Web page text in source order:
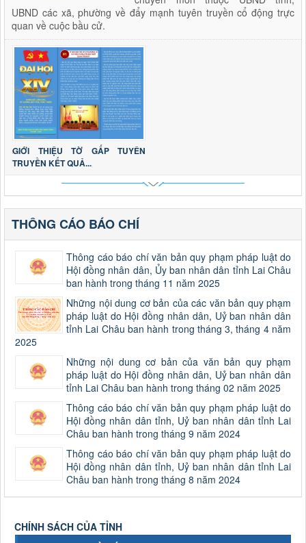
UBND các xã, phường về đẩy mạnh tuyên truyền cổ động trực
quan về cuộc bầu cử.
GIỚI THIỆU TỜ GẤP TUYÊN
TRUYỀN KẾT QUẢ...
THÔNG CÁO BÁO CHÍ
Thông cáo báo chí văn bản quy phạm pháp luật do
Hội đồng nhân dân, Ủy ban nhân dân tỉnh Lai Châu
ban hành trong tháng 11 năm 2025
Những nội dung cơ bản của các văn bản quy phạm
pháp luật do Hội đồng nhân dân, Uỷ ban nhân dân
tỉnh Lai Châu ban hành trong tháng 3, tháng 4 năm
2025
Những nội dung cơ bản của văn bản quy phạm
pháp luật do Hội đồng nhân dân, Uỷ ban nhân dân
tỉnh Lai Châu ban hành trong tháng 02 năm 2025
Thông cáo báo chí văn bản quy phạm pháp luật do
Hội đồng nhân dân tỉnh, Uỷ ban nhân dân tỉnh Lai
Châu ban hành trong tháng 9 năm 2024
Thông cáo báo chí văn bản quy phạm pháp luật do
Hội đồng nhân dân tỉnh, Uỷ ban nhân dân tỉnh Lai
Châu ban hành trong tháng 8 năm 2024
CHÍNH SÁCH CỦA TỈNH